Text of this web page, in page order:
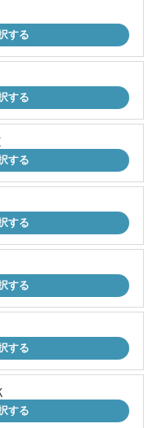
する
する
する
する
する
する
する